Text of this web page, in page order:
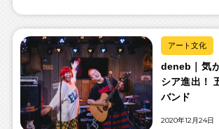
アート文化
deneb｜気
シア進出！
バンド
2020年12月24日